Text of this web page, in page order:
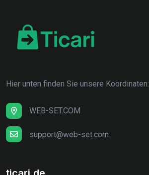
Hier unten finden Sie unsere Koordinaten:
WEB-SET.COM
support@web-set.com